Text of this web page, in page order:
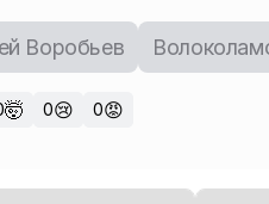
Воробьев
🤯 0😢 0😡